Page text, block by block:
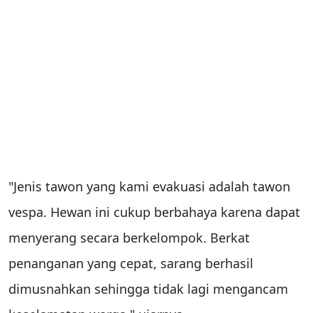
"Jenis tawon yang kami evakuasi adalah tawon
vespa. Hewan ini cukup berbahaya karena dapat
menyerang secara berkelompok. Berkat
penanganan yang cepat, sarang berhasil
dimusnahkan sehingga tidak lagi mengancam